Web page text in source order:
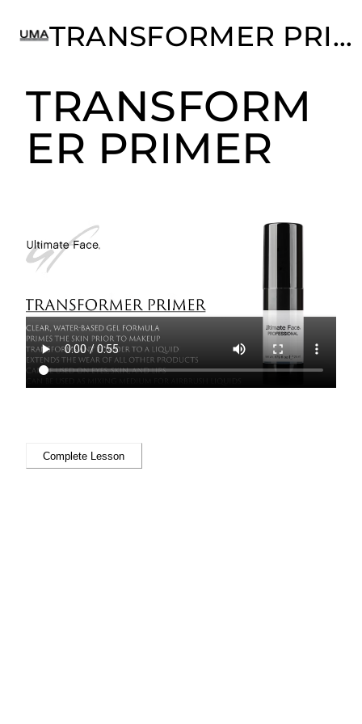
TRANSFORMER PRIMER
Transformer Primer
TRANSFORM
ER PRIMER
Previous Next
Complete Lesson